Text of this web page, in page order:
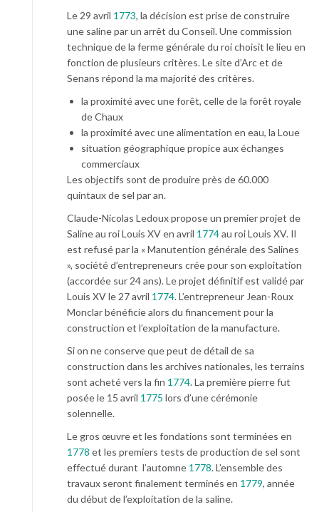
Le 29 avril 1773, la décision est prise de construire
une saline par un arrêt du Conseil. Une commission
technique de la ferme générale du roi choisit le lieu en
fonction de plusieurs critères. Le site d’Arc et de
Senans répond la ma majorité des critères.
la proximité avec une forêt, celle de la forêt royale
de Chaux
la proximité avec une alimentation en eau, la Loue
situation géographique propice aux échanges
commerciaux
Les objectifs sont de produire près de 60.000
quintaux de sel par an.
Claude-Nicolas Ledoux propose un premier projet de
Saline au roi Louis XV en avril 1774au roi Louis XV. Il
est refusé par la « Manutention générale des Salines
», société d’entrepreneurs crée pour son exploitation
(accordée sur 24 ans). Le projet définitif est validé par
Louis XV le 27 avril 1774. L’entrepreneur Jean-Roux
Monclar bénéficie alors du financement pour la
construction et l’exploitation de la manufacture.
Si on ne conserve que peut de détail de sa
construction dans les archives nationales, les terrains
sont acheté vers la fin 1774. La première pierre fut
posée le 15 avril 1775 lors d’une cérémonie
solennelle.
Le gros œuvre et les fondations sont terminées en
1778 et les premiers tests de production de sel sont
effectué durant l’automne 1778. L’ensemble des
travaux seront finalement terminés en 1779, année
du début de l’exploitation de la saline.